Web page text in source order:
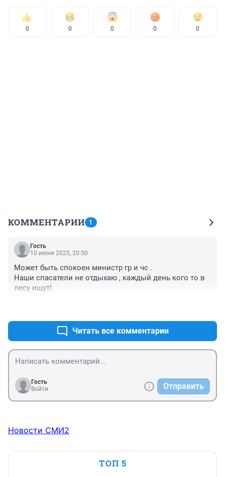
0 0 0 0 0
КОММЕНТАРИИ 1
Гость
10 июня 2025, 20:50
Может быть спокоен министр гр и чс .
Наши спасатели не отдыхаю , каждый день кого то в
лесу ищут!
Читать все комментарии
Гость
Войти
Отправить
Новости СМИ2
ТОП 5